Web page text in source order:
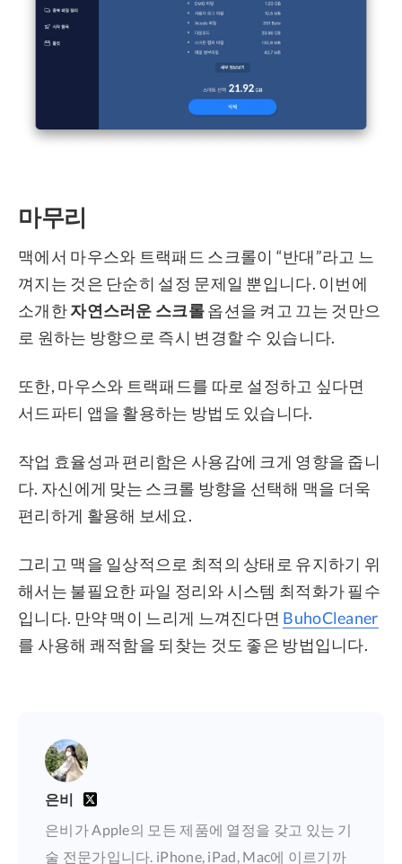
마무리
맥에서 마우스와 트랙패드 스크롤이 “반대”라고 느
껴지는 것은 단순히 설정 문제일 뿐입니다. 이번에
소개한자연스러운 스크롤옵션을 켜고 끄는 것만으
로 원하는 방향으로 즉시 변경할 수 있습니다.
또한, 마우스와 트랙패드를 따로 설정하고 싶다면
서드파티 앱을 활용하는 방법도 있습니다.
작업 효율성과 편리함은 사용감에 크게 영향을 줍니
다. 자신에게 맞는 스크롤 방향을 선택해 맥을 더욱
편리하게 활용해 보세요.
그리고 맥을 일상적으로 최적의 상태로 유지하기 위
해서는 불필요한 파일 정리와 시스템 최적화가 필수
입니다. 만약 맥이 느리게 느껴진다면 BuhoCleaner
를 사용해 쾌적함을 되찾는 것도 좋은 방법입니다.
은비
은비가 Apple의 모든 제품에 열정을 갖고 있는 기
술 전문가입니다. iPhone, iPad, Mac에 이르기까